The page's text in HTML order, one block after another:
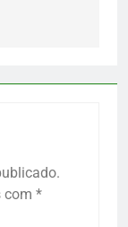
com *